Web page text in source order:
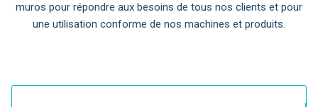
muros pour répondre aux besoins de tous nos clients et pour
une utilisation conforme de nos machines et produits.